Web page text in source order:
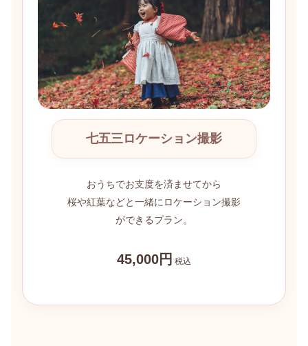
七五三ロケーション撮影
おうちでお支度を済ませてから
桜や紅葉などと一緒にロケーション撮影
ができるプラン。
45,000円 税込